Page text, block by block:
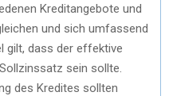
Kreditangebote und
und sich umfassend
gilt, dass der effektive
sein sollte.
des Kredites sollten